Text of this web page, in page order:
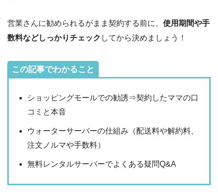
営業さんに勧められるがまま契約する前に、 使用期間や手
数料などしっかりチェック してから決めましょう！
この記事でわかること
ショッピングモールでの勧誘⇒契約したママの口
コミと本音
ウォーターサーバーの仕組み（配送料や解約料、
注文ノルマや手数料）
無料レンタルサーバーでよくある疑問Q&A